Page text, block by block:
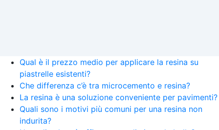
Qual è il prezzo medio per applicare la resina su
piastrelle esistenti?
Che differenza c’è tra microcemento e resina?
La resina è una soluzione conveniente per pavimenti?
Quali sono i motivi più comuni per una resina non
indurita?